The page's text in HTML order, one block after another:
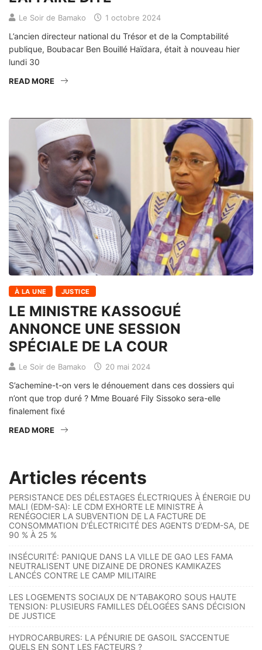
Le Soir de Bamako 1 octobre 2024
L’ancien directeur national du Trésor et de la Comptabilité
publique, Boubacar Ben Bouillé Haïdara, était à nouveau hier
lundi 30
READ MORE
À LA UNE JUSTICE
LE MINISTRE KASSOGUÉ
ANNONCE UNE SESSION
SPÉCIALE DE LA COUR
Le Soir de Bamako 20 mai 2024
S’achemine-t-on vers le dénouement dans ces dossiers qui
n’ont que trop duré ? Mme Bouaré Fily Sissoko sera-elle
finalement fixé
READ MORE
Articles récents
PERSISTANCE DES DÉLESTAGES ÉLECTRIQUES À ÉNERGIE DU
MALI (EDM-SA): LE CDM EXHORTE LE MINISTRE À
RENÉGOCIER LA SUBVENTION DE LA FACTURE DE
CONSOMMATION D’ÉLECTRICITÉ DES AGENTS D’EDM-SA, DE
90 % À 25 %
INSÉCURITÉ: PANIQUE DANS LA VILLE DE GAO LES FAMA
NEUTRALISENT UNE DIZAINE DE DRONES KAMIKAZES
LANCÉS CONTRE LE CAMP MILITAIRE
LES LOGEMENTS SOCIAUX DE N’TABAKORO SOUS HAUTE
TENSION: PLUSIEURS FAMILLES DÉLOGÉES SANS DÉCISION
DE JUSTICE
HYDROCARBURES: LA PÉNURIE DE GASOIL S’ACCENTUE
QUELS EN SONT LES FACTEURS ?